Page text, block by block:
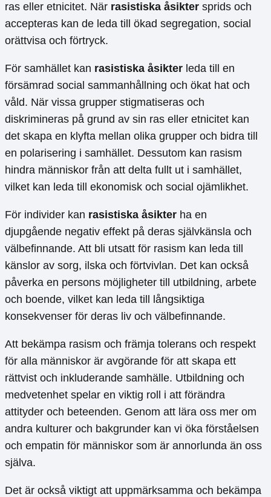
ras eller etnicitet. När rasistiska åsikter sprids och
accepteras kan de leda till ökad segregation, social
orättvisa och förtryck.
För samhället kan rasistiska åsikter leda till en
försämrad social sammanhållning och ökat hat och
våld. När vissa grupper stigmatiseras och
diskrimineras på grund av sin ras eller etnicitet kan
det skapa en klyfta mellan olika grupper och bidra till
en polarisering i samhället. Dessutom kan rasism
hindra människor från att delta fullt ut i samhället,
vilket kan leda till ekonomisk och social ojämlikhet.
För individer kan rasistiska åsikter ha en
djupgående negativ effekt på deras självkänsla och
välbefinnande. Att bli utsatt för rasism kan leda till
känslor av sorg, ilska och förtvivlan. Det kan också
påverka en persons möjligheter till utbildning, arbete
och boende, vilket kan leda till långsiktiga
konsekvenser för deras liv och välbefinnande.
Att bekämpa rasism och främja tolerans och respekt
för alla människor är avgörande för att skapa ett
rättvist och inkluderande samhälle. Utbildning och
medvetenhet spelar en viktig roll i att förändra
attityder och beteenden. Genom att lära oss mer om
andra kulturer och bakgrunder kan vi öka förståelsen
och empatin för människor som är annorlunda än oss
själva.
Det är också viktigt att uppmärksamma och bekämpa